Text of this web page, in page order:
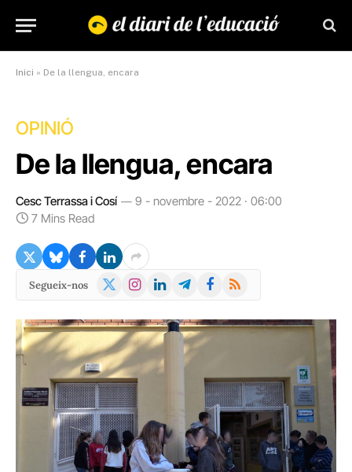
Inici » De la llengua, encara
OPINIÓ
De la llengua, encara
Cesc Terrassa i Cosí
9 - novembre - 2022 · 06:00
7 Mins Read
Segueix-nos
X
Instagram
LinkedInTelegramFacebook
RSS